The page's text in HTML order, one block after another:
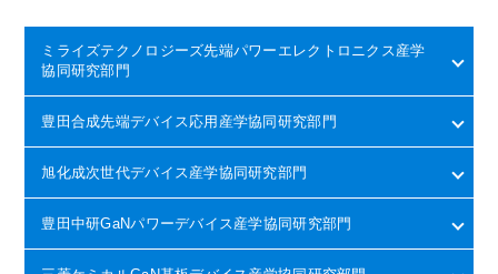
ミライズテクノロジーズ先端パワーエレクトロニクス産学
協同研究部門
豊田合成先端デバイス応用産学協同研究部門
旭化成次世代デバイス産学協同研究部門
豊田中研GaNパワーデバイス産学協同研究部門